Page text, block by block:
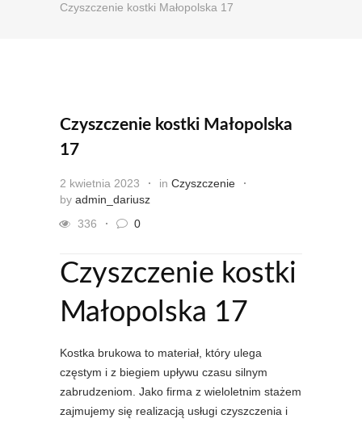
Czyszczenie kostki Małopolska 17
Czyszczenie kostki Małopolska
17
2 kwietnia 2023 in Czyszczenie
by admin_dariusz
336
0
Czyszczenie kostki
Małopolska 17
Kostka brukowa to materiał, który ulega
częstym i z biegiem upływu czasu silnym
zabrudzeniom. Jako firma z wieloletnim stażem
zajmujemy się realizacją usługi czyszczenia i